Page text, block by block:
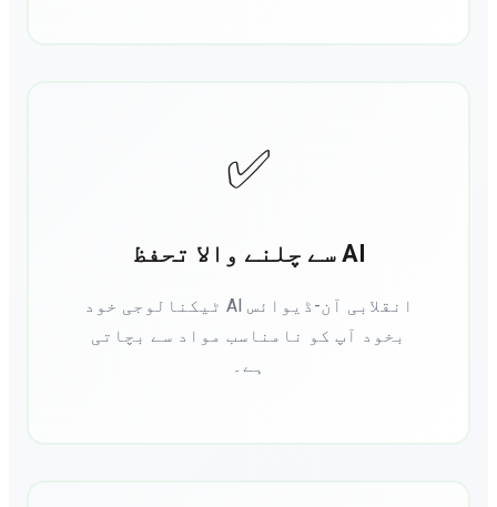
✅
انقلابی آن-ڈیوائس AI ٹیکنالوجی خود
بخود آپ کو نامناسب مواد سے بچاتی